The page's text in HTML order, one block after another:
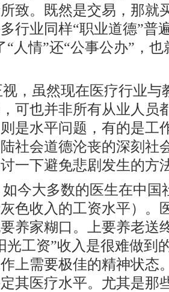
致。既然是交易，那就
行业同样“职业道德”普
“人情”还“公事公办”，
，虽然现在医疗行业与
可也并非所有从业人员
是水平问题，有的是工
社会道德沦丧的深刻社
一下避免悲剧发生的方
今大多数的医生在中国
色收入的工资水平）。
养家糊口。上要养老送
光工资”收入是很难做到
上需要极佳的精神状态
其医疗水平。尤其是那